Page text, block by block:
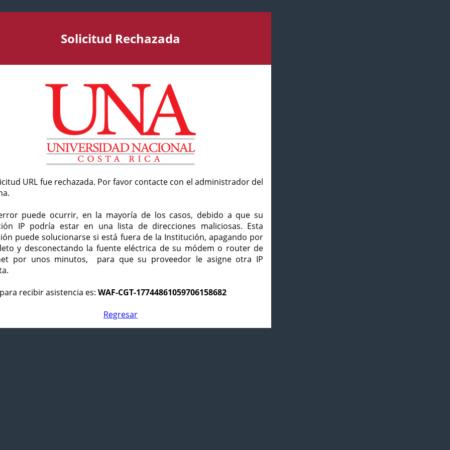
Solicitud Rechazada
URL fue rechazada. Por favor contacte con el administrador del
puede ocurrir, en la mayoría de los casos, debido a que su
IP podría estar en una lista de direcciones maliciosas. Esta
puede solucionarse si está fuera de la Institución, apagando por
y desconectando la fuente eléctrica de su módem o router de
por unos minutos, para que su proveedor le asigne otra IP
recibir asistencia es: WAF-CGT-17744861059706158682
Regresar